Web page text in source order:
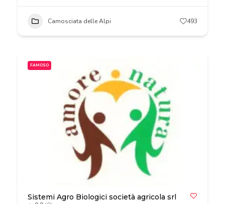
Camosciata delle Alpi 493
FAMOSO
Sistemi Agro Biologici società agricola srl